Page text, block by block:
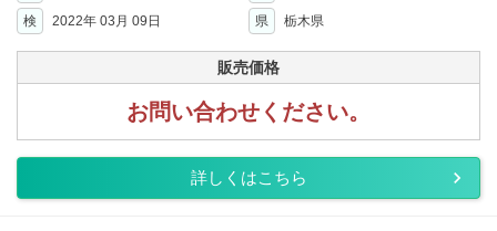
検
2022年 03月 09日 県 栃木県
販売価格
お問い合わせください。
詳しくはこちら